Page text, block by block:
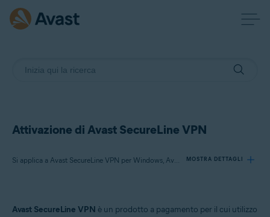
Attivazione di Avast SecureLine VPN
Si applica a Avast SecureLine VPN per Windows, Avast SecureLine VPN per Mac, Avast SecureLine VPN per Android, Avast SecureLine VPN per iOS MOSTRA DETTAGLI
Prodotti:
Avast SecureLine VPN è un prodotto a pagamento per il cui utilizzo